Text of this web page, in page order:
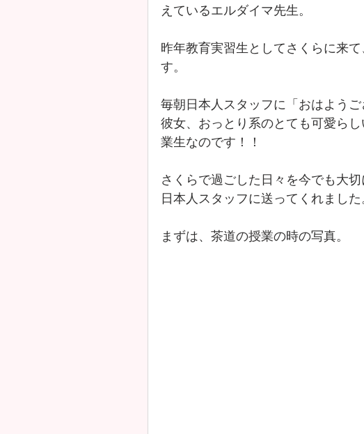
えているエルダイマ先生。
昨年教育実習生としてさくらに来
す。
毎朝日本人スタッフに「おはよう
彼女、おっとり系のとても可愛ら
業生なのです！！
さくらで過ごした日々を今でも大
日本人スタッフに送ってくれました
まずは、茶道の授業の時の写真。